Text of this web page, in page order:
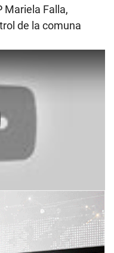
Mariela Falla,
de la comuna